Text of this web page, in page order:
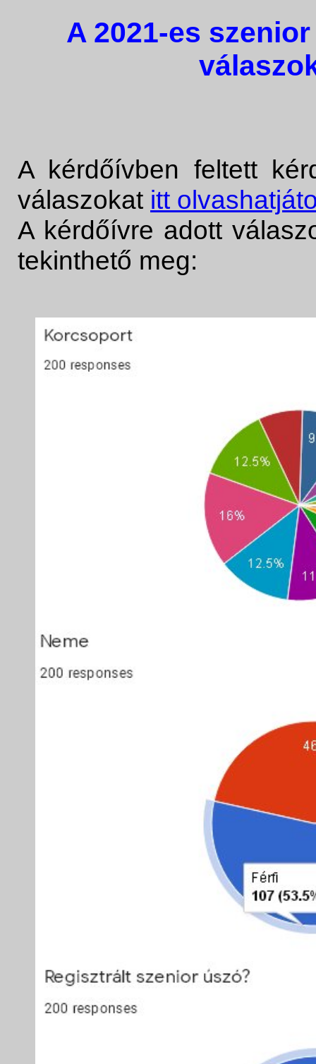
A 2021-es
A kérdőívben feltett
válaszokat itt
A kérdőívre adott
tekinthető meg: